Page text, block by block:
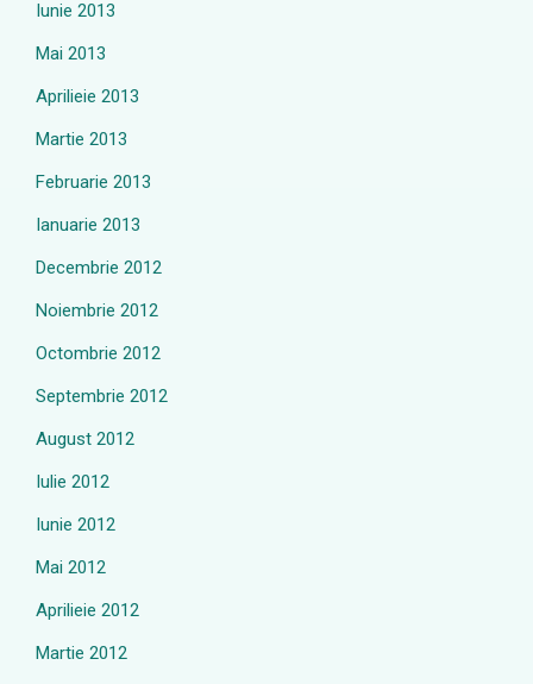
Iunie 2013
Mai 2013
Aprilieie 2013
Martie 2013
Februarie 2013
Ianuarie 2013
Decembrie 2012
Noiembrie 2012
Octombrie 2012
Septembrie 2012
August 2012
Iulie 2012
Iunie 2012
Mai 2012
Aprilieie 2012
Martie 2012